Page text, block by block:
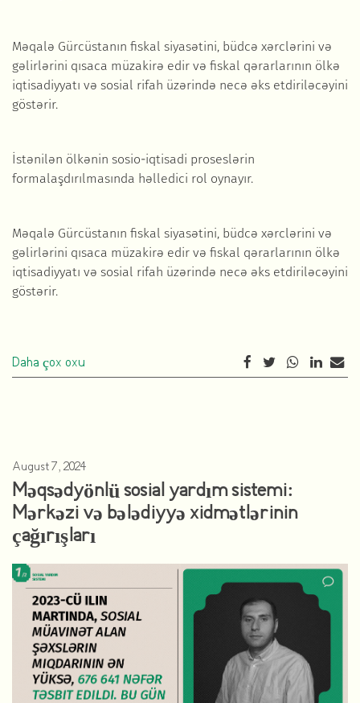
Məqalə Gürcüstanın fiskal siyasətini, büdcə xərclərini və
gəlirlərini qısaca müzakirə edir və fiskal qərarlarının ölkə
iqtisadiyyatı və sosial rifah üzərində necə əks etdiriləcəyini
göstərir.
İstənilən ölkənin sosio-iqtisadi proseslərin
formalaşdırılmasında həlledici rol oynayır.
Məqalə Gürcüstanın fiskal siyasətini, büdcə xərclərini və
gəlirlərini qısaca müzakirə edir və fiskal qərarlarının ölkə
iqtisadiyyatı və sosial rifah üzərində necə əks etdiriləcəyini
göstərir.
Daha çox oxu
August 7, 2024
Məqsədyönlü sosial yardım sistemi:
Mərkəzi və bələdiyyə xidmətlərinin
çağırışları